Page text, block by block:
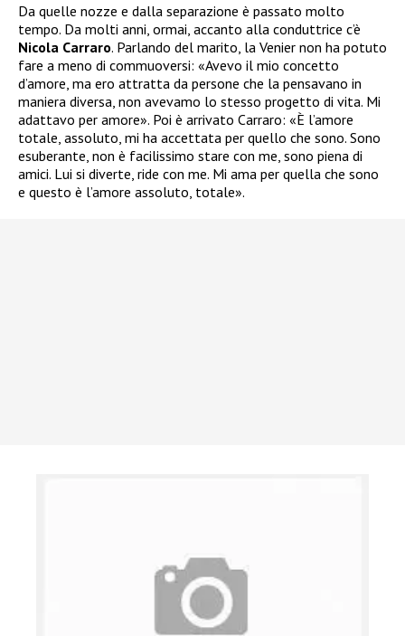
Da quelle nozze e dalla separazione è passato molto
tempo. Da molti anni, ormai, accanto alla conduttrice c’è
Nicola Carraro. Parlando del marito, la Venier non ha potuto
fare a meno di commuoversi: «Avevo il mio concetto
d’amore, ma ero attratta da persone che la pensavano in
maniera diversa, non avevamo lo stesso progetto di vita. Mi
adattavo per amore». Poi è arrivato Carraro: «È l’amore
totale, assoluto, mi ha accettata per quello che sono. Sono
esuberante, non è facilissimo stare con me, sono piena di
amici. Lui si diverte, ride con me. Mi ama per quella che sono
e questo è l’amore assoluto, totale».